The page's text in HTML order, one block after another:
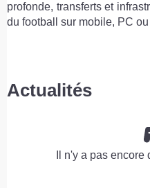
profonde, transferts et
du football sur mobile, PC
Actualités
Il n'y a pas